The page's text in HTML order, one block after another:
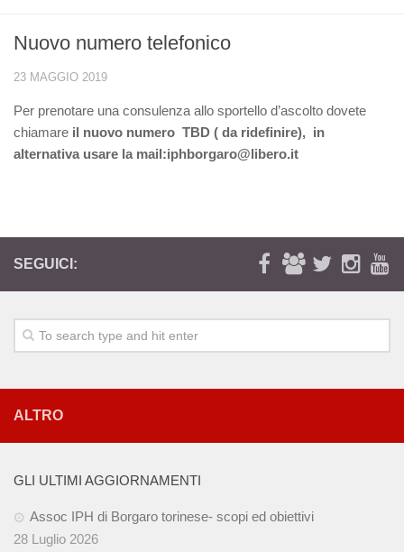
Storia
Statuto
I volontari
Novità
SUSS Ciriè
UTIM
Attività
Rivista
Presentazione delle finalità
La Rete
Sportello d’Ascolto per Affettività, Sessualità e Genitorialità
Corsi
Nuovo numero telefonico
23 MAGGIO 2019
Per prenotare una consulenza allo sportello d’ascolto dovete
chiamare il nuovo numero TBD ( da ridefinire), in
alternativa usare la mail:iphborgaro@libero.it
SEGUICI:
ALTRO
GLI ULTIMI AGGIORNAMENTI
Assoc IPH di Borgaro torinese- scopi ed obiettivi
28 Luglio 2026